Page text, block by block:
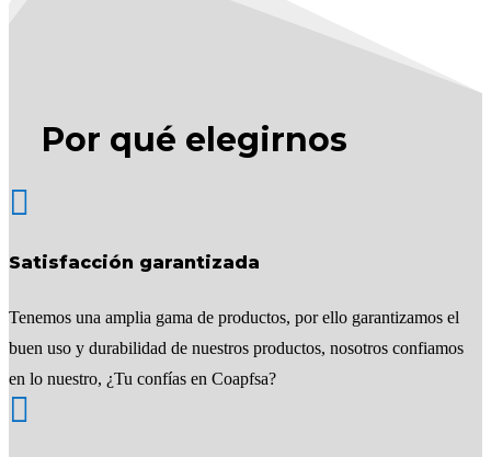
Por qué elegirnos

Satisfacción garantizada
Tenemos una amplia gama de productos, por ello garantizamos el
buen uso y durabilidad de nuestros productos, nosotros confiamos
en lo nuestro, ¿Tu confías en Coapfsa?
